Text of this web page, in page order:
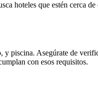
hoteles que estén cerca
piscina. Asegúrate de
con esos requisitos.